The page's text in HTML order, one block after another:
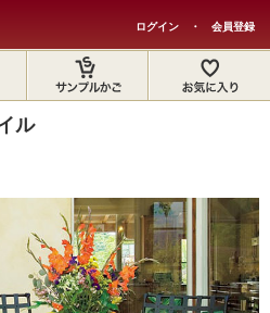
ログイン ・ 会員登録
ル